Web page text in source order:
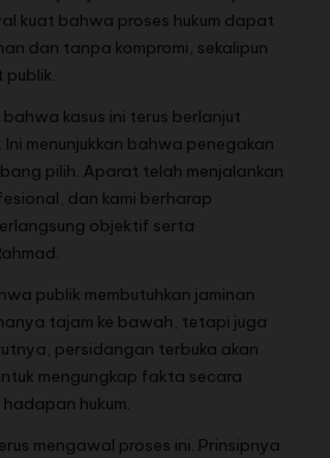
kuat bahwa proses hukum dapat
dan tanpa kompromi, sekalipun
bahwa kasus ini terus berlanjut
menunjukkan bahwa penegakan
pilih. Aparat telah menjalankan
dan kami berharap
objektif serta
publik membutuhkan jaminan
tajam ke bawah, tetapi juga
persidangan terbuka akan
mengungkap fakta secara
hukum.
mengawal proses ini. Prinsipnya